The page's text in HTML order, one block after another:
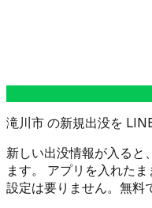
滝川市 の新規出没を
新しい出没情報が入ると
ます。 アプリを入れた
設定は要りません。無料